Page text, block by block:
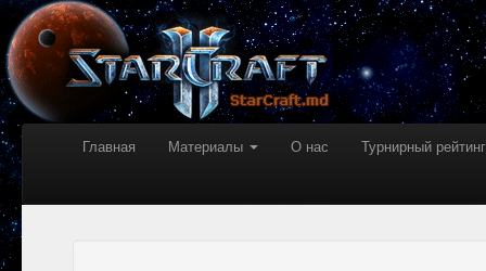
Главная Материалы О нас Турнирный рейтинг